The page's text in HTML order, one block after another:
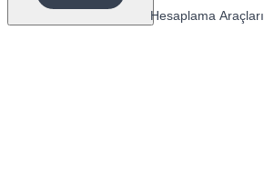
Hesaplama Araçları